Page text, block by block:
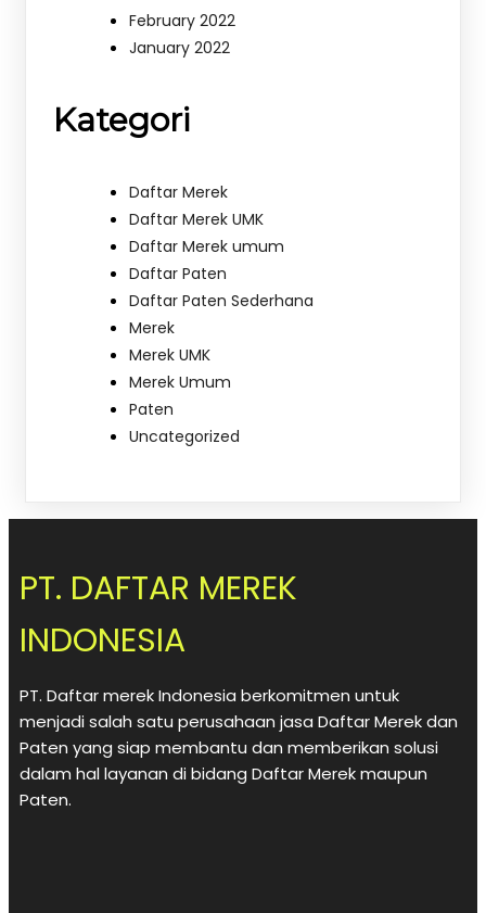
February 2022
January 2022
Kategori
Daftar Merek
Daftar Merek UMK
Daftar Merek umum
Daftar Paten
Daftar Paten Sederhana
Merek
Merek UMK
Merek Umum
Paten
Uncategorized
PT. DAFTAR MEREK
INDONESIA
PT. Daftar merek Indonesia berkomitmen untuk
menjadi salah satu perusahaan jasa Daftar Merek dan
Paten yang siap membantu dan memberikan solusi
dalam hal layanan di bidang Daftar Merek maupun
Paten.